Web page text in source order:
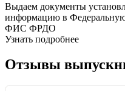
Выдаем документы
информацию в
ФИС ФРДО
Узнать подробнее
Отзывы